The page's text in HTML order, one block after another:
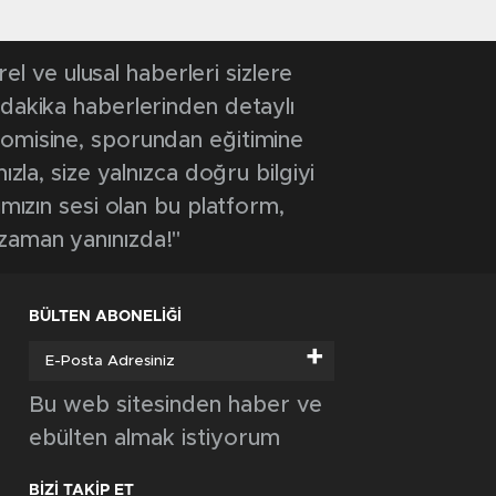
ve ulusal haberleri sizlere
haberlerinden detaylı
sporundan eğitimine
size yalnızca doğru bilgiyi
sesi olan bu platform,
yanınızda!"
BÜLTEN ABONELİĞİ
+
Bu web sitesinden haber ve
ebülten almak istiyorum
BİZİ TAKİP ET